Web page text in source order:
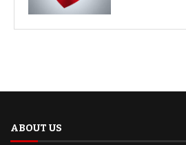
ABOUT US